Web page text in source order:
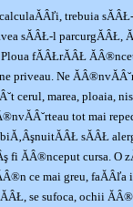
trebuia
sĂÂŁ-l parcurgĂÂŁ,
fĂÂŁrĂÂŁ
priveau. Ne
cerul, marea, ploaia,
tot mai
sĂÂŁ
fi ĂÂ®nceput cursa. O
ce mai greu, faĂÂľa i
se sufoca, ochii